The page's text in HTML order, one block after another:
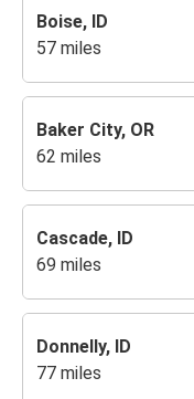
Boise, ID
57 miles
Baker City, OR
62 miles
Cascade, ID
69 miles
Donnelly, ID
77 miles